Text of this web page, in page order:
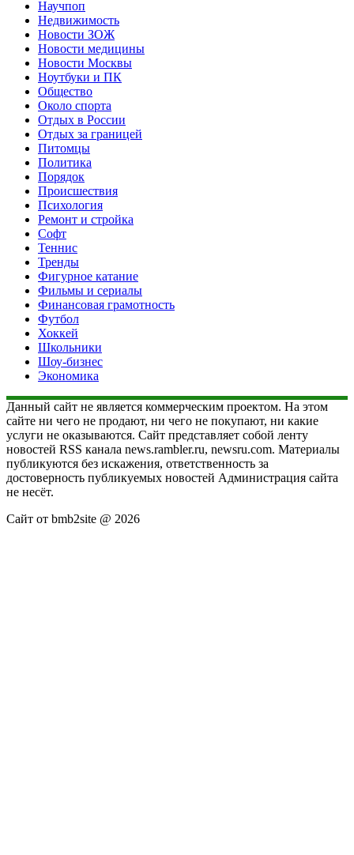
Научпоп
Недвижимость
Новости ЗОЖ
Новости медицины
Новости Москвы
Ноутбуки и ПК
Общество
Около спорта
Отдых в России
Отдых за границей
Питомцы
Политика
Порядок
Происшествия
Психология
Ремонт и стройка
Софт
Теннис
Тренды
Фигурное катание
Фильмы и сериалы
Финансовая грамотность
Футбол
Хоккей
Школьники
Шоу-бизнес
Экономика
Данный сайт не является коммерческим проектом. На этом
сайте ни чего не продают, ни чего не покупают, ни какие
услуги не оказываются. Сайт представляет собой ленту
новостей RSS канала news.rambler.ru, newsru.com. Материалы
публикуются без искажения, ответственность за
достоверность публикуемых новостей Администрация сайта
не несёт.
Сайт от bmb2site @ 2026